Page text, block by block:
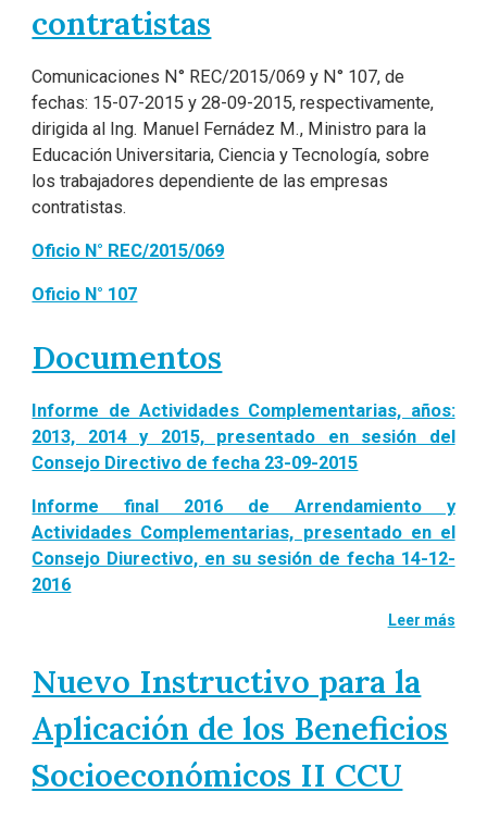
contratistas
Comunicaciones N° REC/2015/069 y N° 107, de
fechas: 15-07-2015 y 28-09-2015, respectivamente,
dirigida al Ing. Manuel Fernádez M., Ministro para la
Educación Universitaria, Ciencia y Tecnología, sobre
los trabajadores dependiente de las empresas
contratistas.
Oficio N° REC/2015/069
Oficio N° 107
Documentos
Informe de Actividades Complementarias, años:
2013, 2014 y 2015, presentado en sesión del
Consejo Directivo de fecha 23-09-2015
Informe final 2016 de Arrendamiento y
Actividades Complementarias, presentado en el
Consejo Diurectivo, en su sesión de fecha 14-12-
2016
Leer más
Nuevo Instructivo para la
Aplicación de los Beneficios
Socioeconómicos II CCU